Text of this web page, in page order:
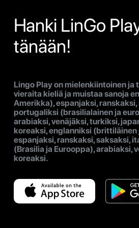
Hanki LinGo
tänään!
Lingo Play on mielenkiintoinen ja
vieraita kieliä ja muistaa sanoja
Amerikka), espanjaksi,
portugaliksi (brasilialainen ja
arabiaksi, venäjäksi, turkiksi,
koreaksi, englanniksi (brittiläinen
espanjaksi, ranskaksi, saksaksi,
(Brasilia ja Eurooppa), arabiaksi,
koreaksi.